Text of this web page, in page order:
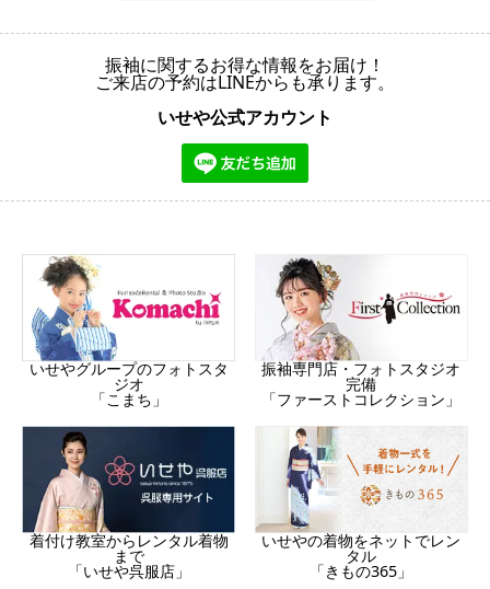
振袖に関するお得な情報をお届け！
ご来店の予約はLINEからも承ります。
いせや公式アカウント
いせやグループのフォトスタ
ジオ
「こまち」
振袖専門店・フォトスタジオ
完備
「ファーストコレクション」
着付け教室からレンタル着物
まで
「いせや呉服店」
いせやの着物をネットでレン
タル
「きもの365」